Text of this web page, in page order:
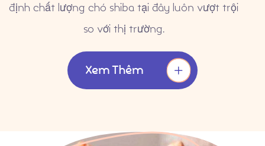
định chất lượng chó shiba tại đây luôn vượt trội
so với thị trường.
Xem Thêm